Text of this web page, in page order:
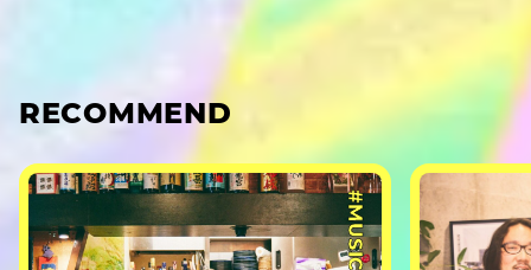
RECOMMEND
#MUSIC